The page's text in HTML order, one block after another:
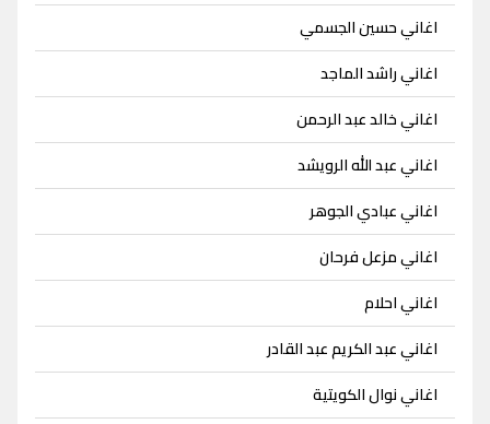
اغاني حسين الجسمي
اغاني راشد الماجد
اغاني خالد عبد الرحمن
اغاني عبد الله الرويشد
اغاني عبادي الجوهر
اغاني مزعل فرحان
اغاني احلام
اغاني عبد الكريم عبد القادر
اغاني نوال الكويتية